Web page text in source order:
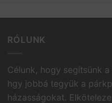
RÓLUNK
Célunk, hogy segítsünk
hgy jobbá tegyük a
házasságokat.